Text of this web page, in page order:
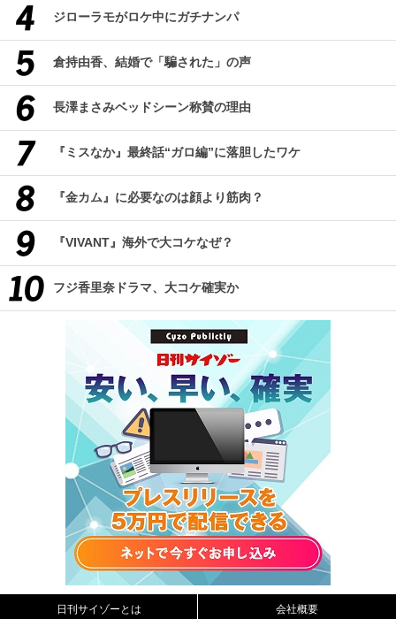
ジローラモがロケ中にガチナンパ
倉持由香、結婚で「騙された」の声
長澤まさみベッドシーン称賛の理由
『ミスなか』最終話“ガロ編”に落胆したワケ
『金カム』に必要なのは顔より筋肉？
『VIVANT』海外で大コケなぜ？
フジ香里奈ドラマ、大コケ確実か
日刊サイゾーとは 会社概要